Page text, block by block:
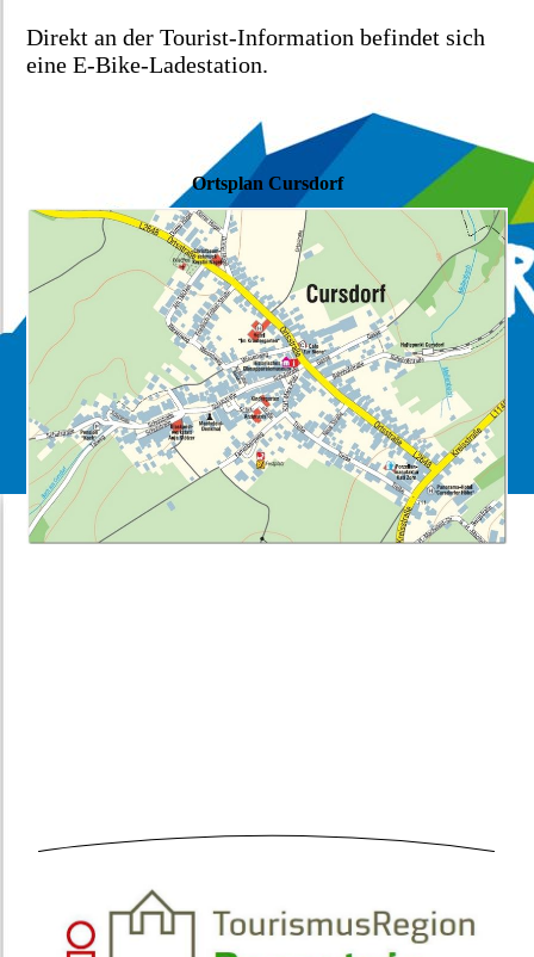
Direkt an der Tourist-Information befindet sich
eine E-Bike-Ladestation.
Ortsplan Cursdorf